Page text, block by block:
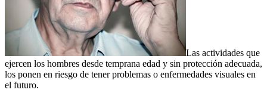
Las actividades que
ejercen los hombres desde temprana edad y sin protección adecuada,
los ponen en riesgo de tener problemas o enfermedades visuales en
el futuro.